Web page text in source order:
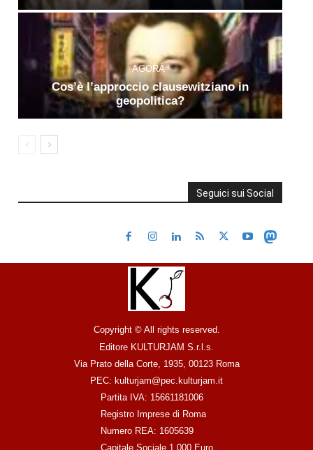
AGORÀ
Cos’è l’approccio clausewitziano in
geopolitica?
Seguici sui Social
Copyright © All rights reserved.
Editore KULTURJAM S.r.l.s.
Via Prato della Corte, 1935, 00123 Roma
PEC: kulturjam@pec.kulturjam.it
Partita IVA: 15661181006
Registro Imprese di Roma
Numero REA: 1605639
Capitale Sociale 1.000 Euro